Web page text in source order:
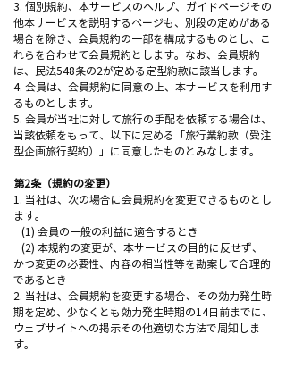
3. 個別規約、本サービスのヘルプ、ガイドページその
他本サービスを説明するページも、別段の定めがある
場合を除き、会員規約の一部を構成するものとし、こ
れらを合わせて会員規約とします。なお、会員規約
は、民法548条の2が定める定型約款に該当します。
4. 会員は、会員規約に同意の上、本サービスを利用す
るものとします。
5. 会員が当社に対して旅行の手配を依頼する場合は、
当該依頼をもって、以下に定める「旅行業約款（受注
型企画旅行契約）」に同意したものとみなします。
第2条（規約の変更）
1. 当社は、次の場合に会員規約を変更できるものとし
ます。
(1) 会員の一般の利益に適合するとき
(2) 本規約の変更が、本サービスの目的に反せず、
かつ変更の必要性、内容の相当性等を勘案して合理的
であるとき
2. 当社は、会員規約を変更する場合、その効力発生時
期を定め、少なくとも効力発生時期の14日前までに、
ウェブサイトへの掲示その他適切な方法で周知しま
す。